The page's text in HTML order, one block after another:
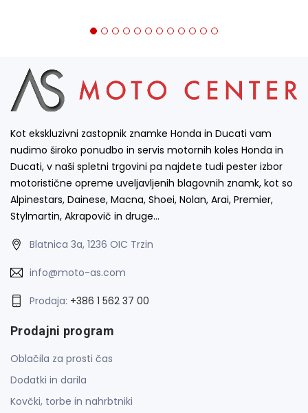
Kot ekskluzivni zastopnik znamke Honda in Ducati vam
nudimo široko ponudbo in servis motornih koles Honda in
Ducati, v naši spletni trgovini pa najdete tudi pester izbor
motoristične opreme uveljavljenih blagovnih znamk, kot so
Alpinestars, Dainese, Macna, Shoei, Nolan, Arai, Premier,
Stylmartin, Akrapovič in druge…
Blatnica 3a, 1236 OIC Trzin
info@moto-as.com
Prodaja: +386 1 562 37 00
Prodajni program
Oblačila za prosti čas
Dodatki in darila
Kovčki, torbe in nahrbtniki